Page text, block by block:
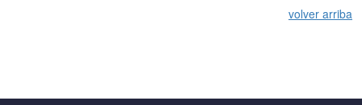
volver arriba